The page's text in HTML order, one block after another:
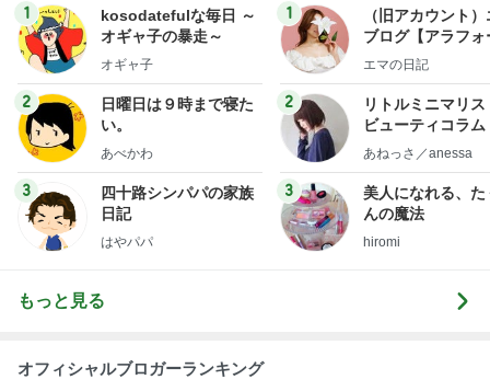
1
kosodatefulな毎日 ～
オギャ子の暴走～
オギャ子
2
日曜日は９時まで寝た
い。
あべかわ
3
四十路シンパパの家族
日記
はやパパ
1
（旧アカウント
ブログ【アラフォ
社売却セカンドラ
エマの日記
2
リトルミニマリス
ビューティコラ
little
あねっさ／anessa
3
美人になれる、た
んの魔法
hiromi
もっと見る
オフィシャルブロガーランキング